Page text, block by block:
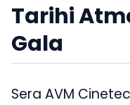
Tarihi
Gala
Sera AVM